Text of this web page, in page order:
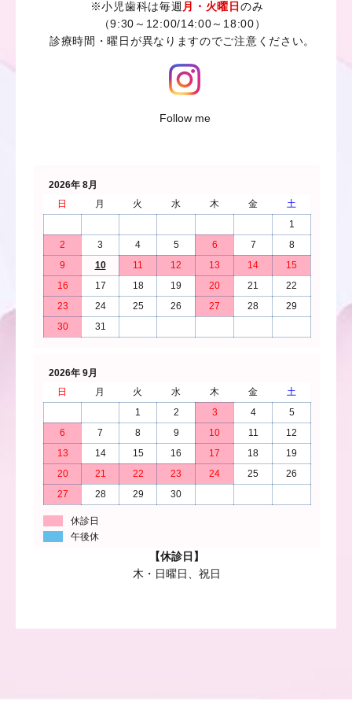
※小児歯科は毎週 月・火曜日 のみ
（9:30～12:00/14:00～18:00）
診療時間・曜日が異なりますのでご注意ください。
Follow me
2026年 8月
日
月 火 水 木 金
土
1
2
3 4 5 6 7
8
9
10 11 12 13 14
15
16
17 18 19 20 21
22
23
24 25 26 27 28
29
30
31
2026年 9月
日
月 火 水 木 金
土
1
2 3 4
5
6
7 8 9 10 11
12
13
14 15 16 17 18
19
20
21 22 23 24 25
26
27
28 29 30
休診日
午後休
【休診日】
木・日曜日、祝日